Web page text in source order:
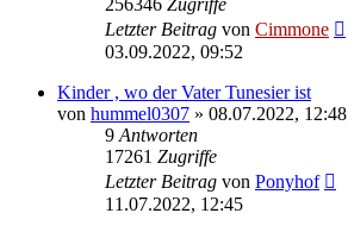
Letzter Beitrag von Cimmone
03.09.2022, 09:52
Kinder , wo der Vater Tunesier ist
von hummel0307 » 08.07.2022, 12:48
9 Antworten
17261 Zugriffe
Letzter Beitrag von Ponyhof
11.07.2022, 12:45